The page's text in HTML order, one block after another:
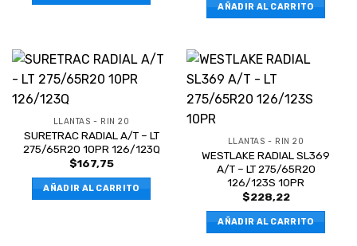
AÑADIR AL CARRITO
LLANTAS - RIN 20
SURETRAC RADIAL A/T – LT
275/65R20 10PR 126/123Q
$167,75
AÑADIR AL CARRITO
LLANTAS - RIN 20
WESTLAKE RADIAL SL369
A/T – LT 275/65R20
126/123S 10PR
$228,22
AÑADIR AL CARRITO